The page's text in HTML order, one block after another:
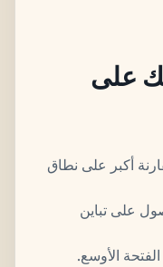
على
أكبر على نطاق
على تباين
الأوسع.